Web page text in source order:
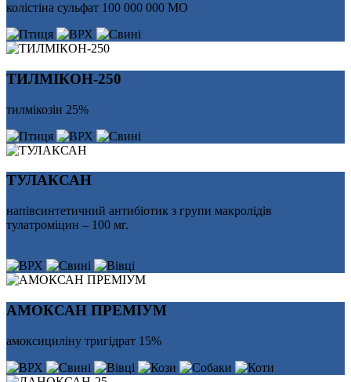
колістіна сульфат 100 000 000 МО
ТИЛМІКОН-250
тилмікозін 25%
ТУЛАКСАН
напівсинтетичний антибіотик з групи макролідів
тулатроміцин – 100 мг.
АМОКСАН ПРЕМІУМ
амоксициліну тригідрат 15%